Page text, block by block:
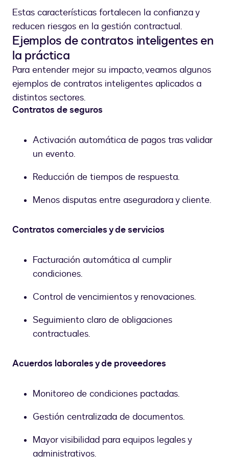
Estas características fortalecen la confianza y
reducen riesgos en la gestión contractual.
Ejemplos de contratos inteligentes en
la práctica
Para entender mejor su impacto, veamos algunos
ejemplos de contratos inteligentes aplicados a
distintos sectores.
Contratos de seguros
Activación automática de pagos tras validar
un evento.
Reducción de tiempos de respuesta.
Menos disputas entre aseguradora y cliente.
Contratos comerciales y de servicios
Facturación automática al cumplir
condiciones.
Control de vencimientos y renovaciones.
Seguimiento claro de obligaciones
contractuales.
Acuerdos laborales y de proveedores
Monitoreo de condiciones pactadas.
Gestión centralizada de documentos.
Mayor visibilidad para equipos legales y
administrativos.